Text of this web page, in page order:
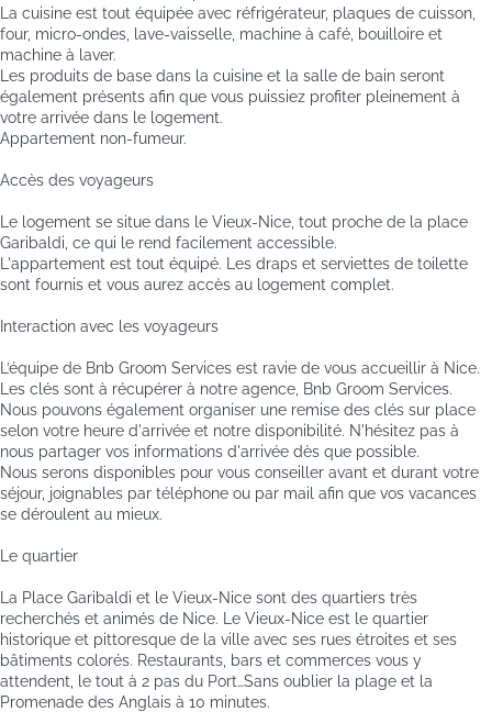
La cuisine est tout équipée avec réfrigérateur, plaques de cuisson,
four, micro-ondes, lave-vaisselle, machine à café, bouilloire et
machine à laver.
Les produits de base dans la cuisine et la salle de bain seront
également présents afin que vous puissiez profiter pleinement à
votre arrivée dans le logement.
Appartement non-fumeur.
Accès des voyageurs
Le logement se situe dans le Vieux-Nice, tout proche de la place
Garibaldi, ce qui le rend facilement accessible.
L'appartement est tout équipé. Les draps et serviettes de toilette
sont fournis et vous aurez accès au logement complet.
Interaction avec les voyageurs
L’équipe de Bnb Groom Services est ravie de vous accueillir à Nice.
Les clés sont à récupérer à notre agence, Bnb Groom Services.
Nous pouvons également organiser une remise des clés sur place
selon votre heure d'arrivée et notre disponibilité. N'hésitez pas à
nous partager vos informations d'arrivée dès que possible.
Nous serons disponibles pour vous conseiller avant et durant votre
séjour, joignables par téléphone ou par mail afin que vos vacances
se déroulent au mieux.
Le quartier
La Place Garibaldi et le Vieux-Nice sont des quartiers très
recherchés et animés de Nice. Le Vieux-Nice est le quartier
historique et pittoresque de la ville avec ses rues étroites et ses
bâtiments colorés. Restaurants, bars et commerces vous y
attendent, le tout à 2 pas du Port…Sans oublier la plage et la
Promenade des Anglais à 10 minutes.